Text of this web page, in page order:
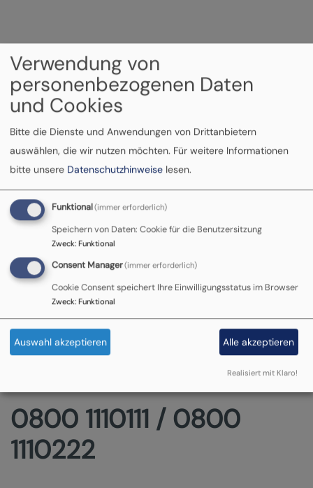
Tag und Nacht erreichbar 0800
1110111 / 0800 1110222
Tag und Nacht erreichbar
Kontakt für
Hilfesuchende:
0800 1110111 / 0800
1110222
Verwendung von
personenbezogenen Daten
und Cookies
Bitte die Dienste und Anwendungen von Drittanbietern
auswählen, die wir nutzen möchten. Für weitere Informationen
bitte unsere Datenschutzhinweise lesen.
Funktional(immer erforderlich)
Speichern von Daten: Cookie für die Benutzersitzung
Zweck: Funktional
Consent Manager(immer erforderlich)
Cookie Consent speichert Ihre Einwilligungsstatus im Browser
Zweck: Funktional
Auswahl akzeptieren Alle akzeptieren
Realisiert mit Klaro!